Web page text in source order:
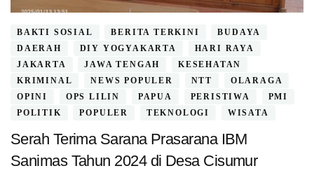
BAKTI SOSIAL BERITA TERKINI
BUDAYA
DAERAH
DIY YOGYAKARTA
HARI RAYA
JAKARTA
JAWA TENGAH
KESEHATAN
KRIMINAL
NEWS POPULER NTT
OLARAGA
OPINI
OPS LILIN PAPUA PERISTIWA
PMI
POLITIK
POPULER TEKNOLOGI WISATA
Serah Terima Sarana Prasarana IBM
Sanimas Tahun 2024 di Desa Cisumur